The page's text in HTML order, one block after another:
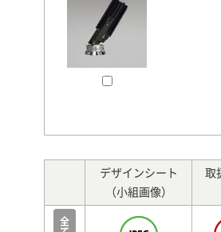
デザインシート
（小組画像）
取